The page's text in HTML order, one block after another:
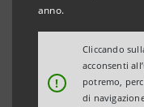
anno.
!
Cliccando
acconsenti
potremo,
di
L’INCLUSIONE
LAVORATRICI E A
ACCESSO ALLA